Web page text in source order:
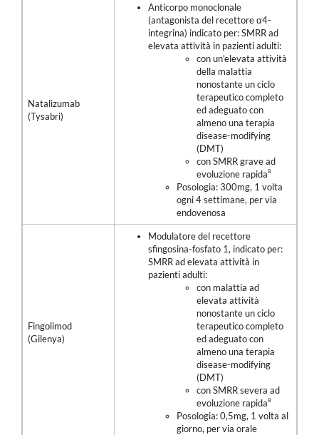
Natalizumab
(Tysabri)
Anticorpo monoclonale
(antagonista del recettoreα4-
integrina) indicato per: SMRR ad
elevata attività in pazienti adulti:
con un'elevata attività
della malattia
nonostante un ciclo
terapeutico completo
ed adeguato con
almeno una terapia
disease-modifying
(DMT)
con SMRR grave ad
evoluzione rapida8
Posologia: 300mg, 1 volta
ogni 4 settimane, per via
endovenosa
Fingolimod
(Gilenya)
Modulatore del recettore
sfingosina-fosfato 1, indicato per:
SMRR ad elevata attività in
pazienti adulti:
con malattia ad
elevata attività
nonostante un ciclo
terapeutico completo
ed adeguato con
almeno una terapia
disease-modifying
(DMT)
con SMRR severa ad
evoluzione rapida8
Posologia: 0,5mg, 1 volta al
giorno, per via orale